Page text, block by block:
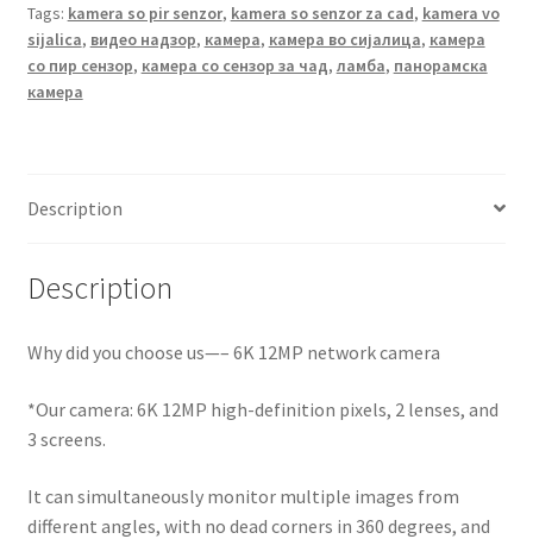
Camera
Three
Screens
PTZ
Tags: kamera so pir senzor, kamera so senzor za cad, kamera vo
sijalica, видео надзор, камера, камера во сијалица, камера
со пир сензор, камера со сензор за чад, ламба, панорамска
камера
Description
Description
Why did you choose us—– 6K 12MP network camera
*Our camera: 6K 12MP high-definition pixels, 2 lenses, and
3 screens.
It can simultaneously monitor multiple images from
different angles, with no dead corners in 360 degrees, and